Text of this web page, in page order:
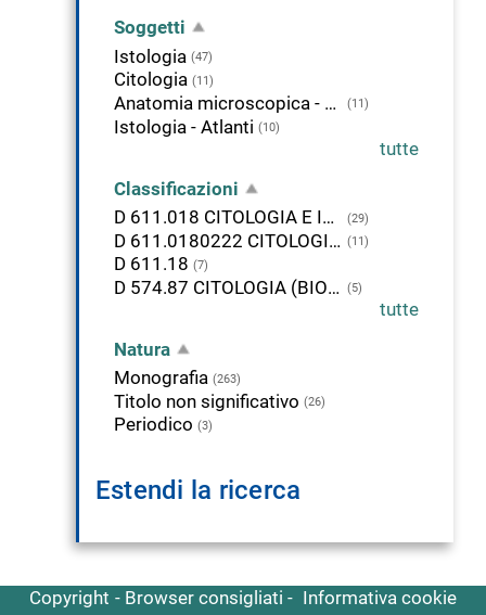
Soggetti
Istologia (47)
Citologia (11)
Anatomia microscopica - Atlanti (11)
Istologia - Atlanti (10)
tutte
Classificazioni
D 611.018 CITOLOGIA E ISTOLOGIA UMANA
(29)
D 611.0180222 CITOLOGIA E ISTOLOGIA UMANA. Immagini, grafici, disegni (11)
D 611.18 (7)
D 574.87 CITOLOGIA (BIOLOGIA CELLULARE) (5)
tutte
Natura
Monografia (263)
Titolo non significativo (26)
Periodico (3)
Estendi la ricerca
Copyright Browser consigliati
Informativa cookie